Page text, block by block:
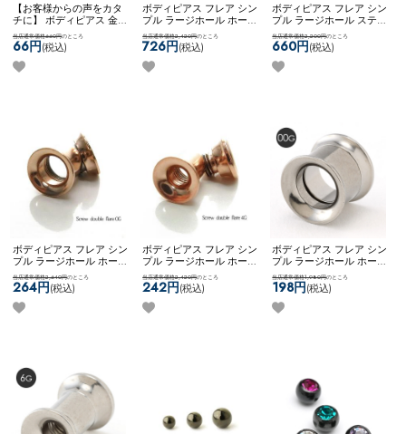
【お客様からの声をカタ
チに】 ボディピアス 金属
アレルギー対応 6g 4g 2g
0g 00g 12ｍｍ 14ｍｍ シ
ークレット目立たない 学
校 職場 ホールキープ 冠
当店通常価格660円のところ
66円(税込)
ボディピアス フレア シン
プル ラージホール ホール
トゥ ステンレス 0G ネジ
式 ネコポスOK[７0%OFF][
4G ] ダブルフレア (ブラッ
ク)
当店通常価格2,420円のところ
726円(税込)
ボディピアス フレア シン
プル ラージホール ステン
レス 0G ネジ式 ネコポス
OK[７0%OFF][ 6G ] ダブル
フレア (ブラック)
当店通常価格2,200円のところ
660円(税込)
ボディピアス フレア シン
プル ラージホール ホール
トゥ ステンレス 0G ネジ
式 ネコポスOK[ 0G ] ダブ
ルフレア (ローズゴール
ド)
当店通常価格2,640円のところ
264円(税込)
ボディピアス フレア シン
プル ラージホール ホール
トゥ ステンレス 4G ネジ
式 ネコポスOK[ 4G ] ダブ
ルフレア (ローズゴール
ド)
当店通常価格2,420円のところ
242円(税込)
ボディピアス フレア シン
プル ラージホール ホール
トゥ ステンレス 00G ネジ
式 ネコポスOK[ 00G ] ダブ
ルフレア (シルバー)
当店通常価格1,980円のところ
198円(税込)